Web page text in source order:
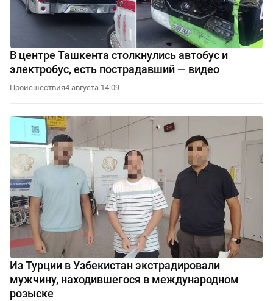
В центре Ташкента столкнулись автобус и
электробус, есть пострадавший — видео
Происшествия4 августа 14:09
Из Турции в Узбекистан экстрадировали
мужчину, находившегося в международном
розыске